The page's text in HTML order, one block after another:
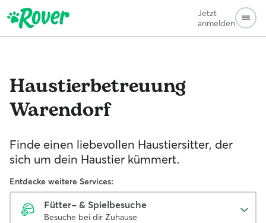
Jetzt
anmelden
Haustierbetreuung
Warendorf
Finde einen liebevollen Haustiersitter, der
sich um dein Haustier kümmert.
Entdecke weitere Services:
Fütter- & Spielbesuche
Besuche bei dir Zuhause